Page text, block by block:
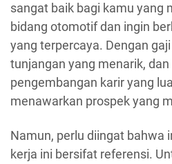
sangat baik bagi kamu yang
bidang otomotif dan ingin
yang terpercaya. Dengan
tunjangan yang menarik,
pengembangan karir yang
menawarkan prospek yang
Namun, perlu diingat bahwa
kerja ini bersifat referensi.